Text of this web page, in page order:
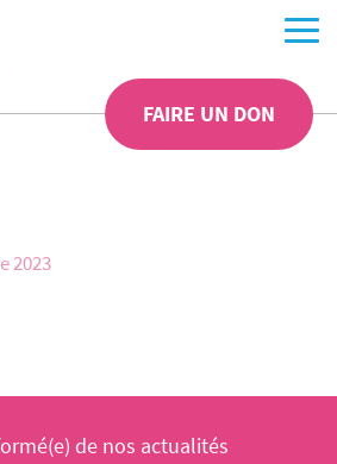
FAIRE UN DON
2023
de nos actualités